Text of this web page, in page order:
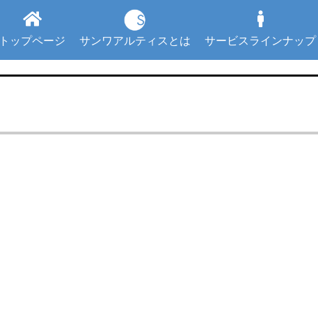
トップページ サンワアルティスとは サービスラインナップ